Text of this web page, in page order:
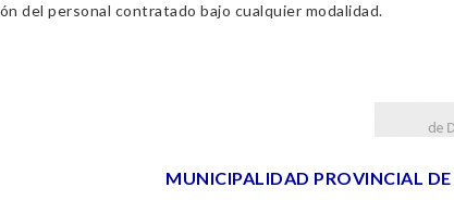
del personal contratado bajo cualquier modalidad.
MUNICIPALIDAD PROVINCIAL